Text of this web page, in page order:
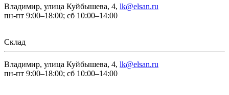
Владимир, улица Куйбышева, 4, lk@elsan.ru
пн-пт 9:00–18:00; сб 10:00–14:00
Склад
Владимир, улица Куйбышева, 4, lk@elsan.ru
пн-пт 9:00–18:00; сб 10:00–14:00